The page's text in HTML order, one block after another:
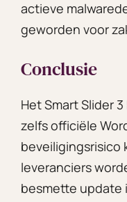
actieve
geworden voor
Conclusie
Het Smart Slider
zelfs officiële
beveiligingsrisico
leveranciers
besmette update